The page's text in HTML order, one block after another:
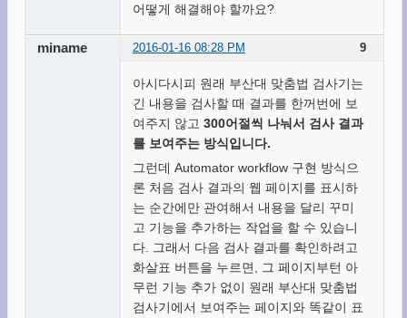
어떻게 해결해야 할까요?
9
miname 2016-01-16 08:28 PM
아시다시피 원래 부산대 맞춤법 검사기는
긴 내용을 검사할 때 결과를 한꺼번에 보
여주지 않고 300어절씩 나눠서 검사 결과
를 보여주는 방식입니다.
그런데 Automator workflow 구현 방식으
론 처음 검사 결과의 웹 페이지를 표시하
는 순간에만 관여해서 내용을 달리 꾸미
고 기능을 추가하는 작업을 할 수 있습니
다. 그래서 다음 검사 결과를 확인하려고
화살표 버튼을 누르면, 그 페이지부턴 아
무런 기능 추가 없이 원래 부산대 맞춤법
검사기에서 보여주는 페이지와 똑같이 표